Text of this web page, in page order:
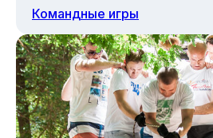
Командные игры